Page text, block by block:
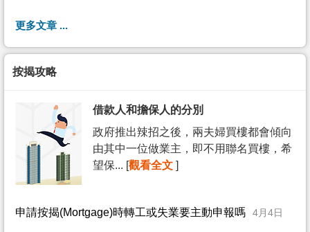
更多文章 ...
按揭攻略
借款人和擔保人的分別
政府推出辣招之後，兩夫婦買樓都會傾向
由其中一位做業主，即不用聯名買樓，希
望保... [觀看全文 ]
申請按揭(Mortgage)時轉工或失業要主動申報嗎 4月4日